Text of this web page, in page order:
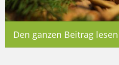
Den ganzen Beitrag lesen